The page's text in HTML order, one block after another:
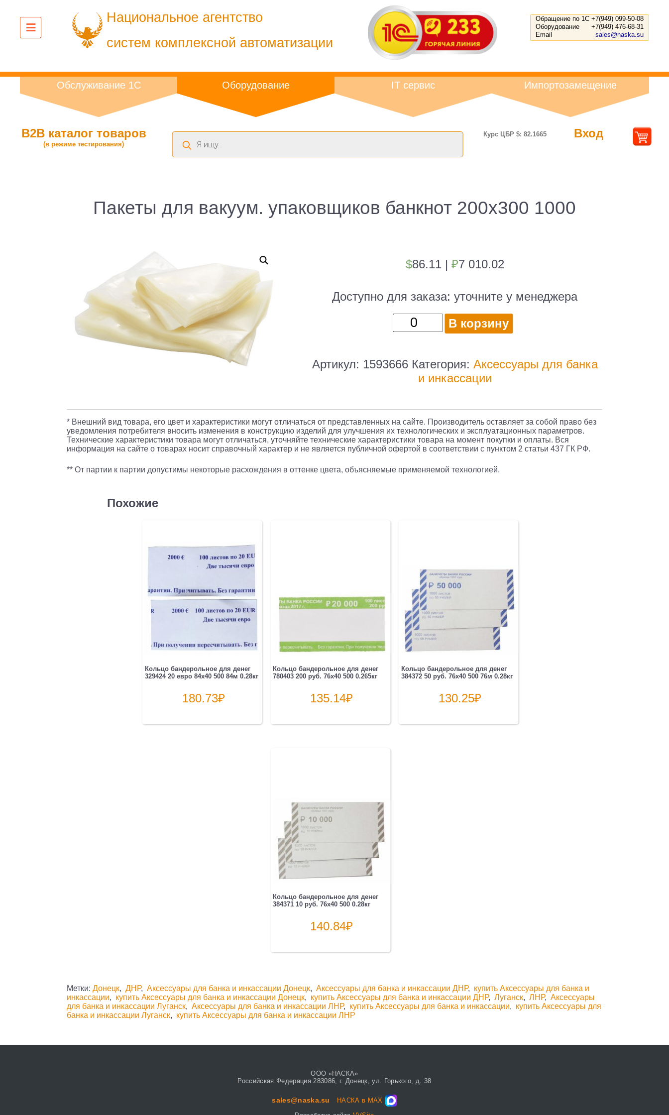
Национальное агентство
систем комплексной автоматизации
Обращение по 1С +7(949) 099-50-08
Оборудование
+7(949) 476-68-31
Email
sales@naska.su
Обслуживание 1С Оборудование IT сервис Импортозамещение
B2B каталог товаров
(в режиме тестирования)
Поиск
товаров
Курс ЦБР $: 82.1665 Вход
Пакеты для вакуум. упаковщиков банкнот 200х300 1000
$86.11 | ₽7 010.02
Доступно для заказа:уточните у менеджера
Количество
товара
для
вакуум.
200х300
1000
В корзину
Артикул: 1593666 Категория: Аксессуары для банка
и инкассации
* Внешний вид товара, его цвет и характеристики могут отличаться от представленных на сайте. Производитель оставляет за собой право без
уведомления потребителя вносить изменения в конструкцию изделий для улучшения их технологических и эксплуатационных параметров.
Технические характеристики товара могут отличаться, уточняйте технические характеристики товара на момент покупки и оплаты. Вся
информация на сайте о товарах носит справочный характер и не является публичной офертой в соответствии с пунктом 2 статьи 437 ГК РФ.
** От партии к партии допустимы некоторые расхождения в оттенке цвета, объясняемые применяемой технологией.
Похожие
Кольцо бандерольное для денег
329424 20 евро 84х40 500 84м 0.28кг
180.73₽
Кольцо бандерольное для денег
780403 200 руб. 76х40 500 0.265кг
135.14₽
Кольцо бандерольное для денег
384372 50 руб. 76х40 500 76м 0.28кг
130.25₽
Кольцо бандерольное для денег
384371 10 руб. 76х40 500 0.28кг
140.84₽
Метки:Донецк,ДНР,Аксессуары для банка и инкассации Донецк,Аксессуары для банка и инкассации ДНР, купить Аксессуары для банка и
инкассации, купить Аксессуары для банка и инкассации Донецк, купить Аксессуары для банка и инкассации ДНР,Луганск,ЛНР,Аксессуары
для банка и инкассации Луганск,Аксессуары для банка и инкассации ЛНР, купить Аксессуары для банка и инкассации, купить Аксессуары для
банка и инкассации Луганск, купить Аксессуары для банка и инкассации ЛНР
ООО «НАСКА»
Российская Федерация 283086, г. Донецк, ул. Горького, д. 38
sales@naska.su
НАСКА в MAX